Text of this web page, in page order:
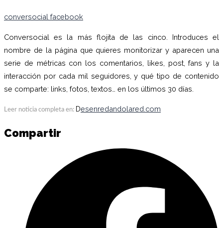
conversocial facebook
Conversocial es la más flojita de las cinco. Introduces el
nombre de la página que quieres monitorizar y aparecen una
serie de métricas con los comentarios, likes, post, fans y la
interacción por cada mil seguidores, y qué tipo de contenido
se comparte: links, fotos, textos… en los últimos 30 días.
Leer noticia completa en: Desenredandolared.com
Compartir